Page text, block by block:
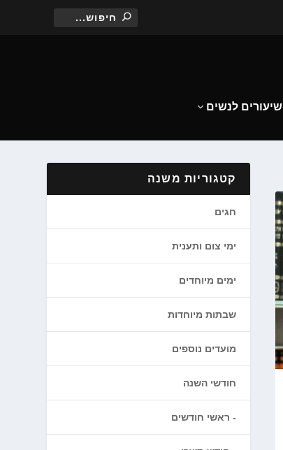
שיעורים לנשים
קטגוריות משנה
חגים
ימי צום ותענית
ימים מיוחדים
שבתות מיוחדות
מועדים נוספים
חודשי השנה
ראשי חודשים